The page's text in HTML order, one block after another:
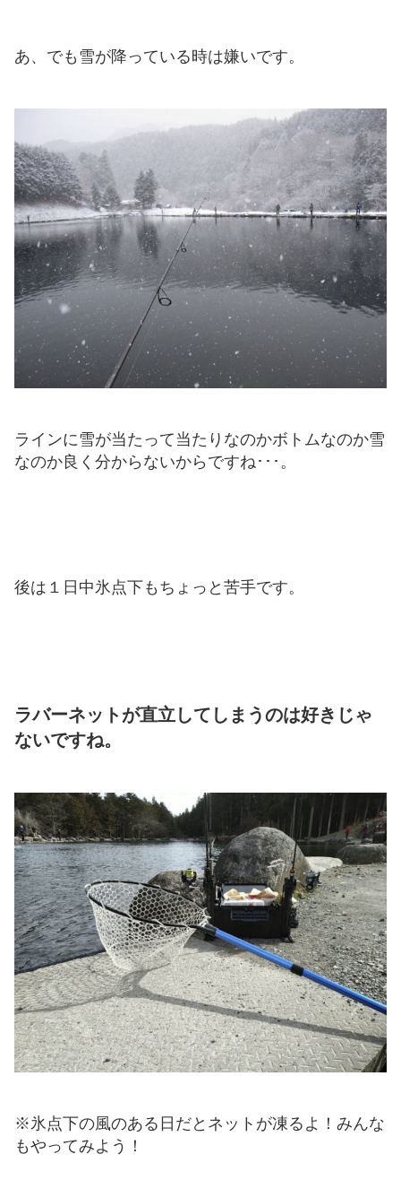
あ、でも雪が降っている時は嫌いです。
ラインに雪が当たって当たりなのかボトムなのか雪
なのか良く分からないからですね･･･。
後は１日中氷点下もちょっと苦手です。
ラバーネットが直立してしまうのは好きじゃ
ないですね。
※氷点下の風のある日だとネットが凍るよ！みんな
もやってみよう！